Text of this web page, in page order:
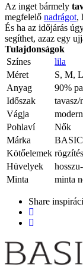
Az inget bármely
megfelelő nadrágot,
És ha az időjárás
segíthet, azaz egy
Tulajdonságok
Színes
lila
Méret
S, M,
Anyag
90%
Időszak
tavasz/
Vágja
modern
Pohlaví
Nők
Márka
Kötőelemek
Hüvelyek
Minta
minta
Share